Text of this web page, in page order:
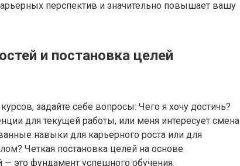
перспектив и значительно повышает вашу
и постановка целей
задайте себе вопросы: Чего я хочу достичь?
для текущей работы, или меня интересует смена
навыки для карьерного роста или для
Четкая постановка целей на основе
— это фундамент успешного обучения.